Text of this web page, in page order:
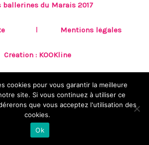
ballerines du Marais 2017
Mentions légales
Création : KOOKline
cookies pour vous garantir la meilleure
site. Si vous continuez à utiliser ce
que vous acceptez l'utilisation des
cookies.
Ok